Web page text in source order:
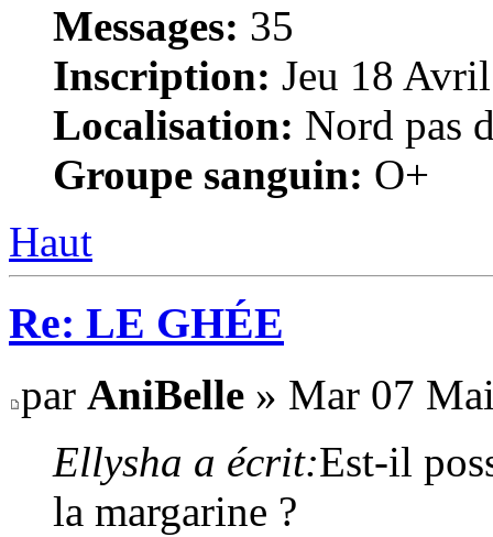
Messages: 35
Inscription: Jeu 18
Localisation: Nord pas
Groupe sanguin: O+
Haut
Re: LE GHÉE
par AniBelle » Mar 07
Ellysha a écrit:Est-il
la margarine ?